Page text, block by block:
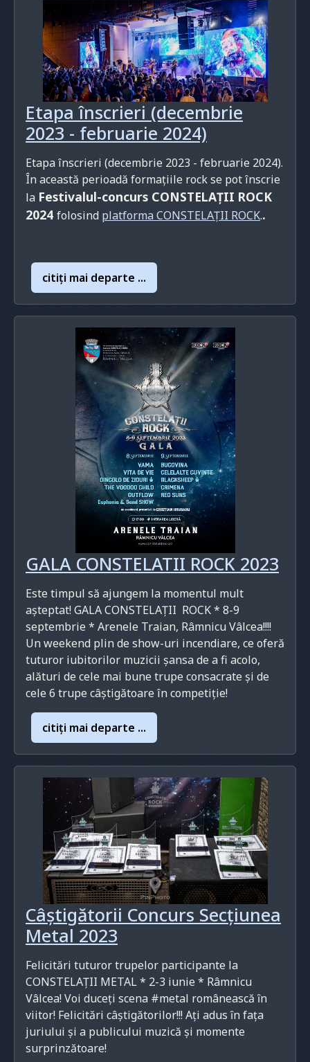
Etapa înscrieri (decembrie
2023 - februarie 2024)
Etapa înscrieri (decembrie 2023 - februarie 2024).
În această perioadă formațiile rock se pot înscrie
la Festivalul-concurs CONSTELAȚII ROCK
2024 folosind platforma CONSTELAȚII ROCK..
citiţi mai departe ...
GALA CONSTELATII ROCK 2023
Este timpul să ajungem la momentul mult
așteptat! GALA CONSTELAȚII ROCK * 8-9
septembrie * Arenele Traian, Râmnicu Vâlcea!!!!
Un weekend plin de show-uri incendiare, ce oferă
tuturor iubitorilor muzicii șansa de a fi acolo,
alături de cele mai bune trupe consacrate și de
cele 6 trupe câștigătoare în competiție!
citiţi mai departe ...
Câștigătorii Concurs Secțiunea
Metal 2023
Felicitări tuturor trupelor participante la
CONSTELAȚII METAL * 2-3 iunie * Râmnicu
Vâlcea! Voi duceți scena #metal românească ȋn
viitor! Felicitări câștigătorilor!!! Ați adus ȋn fața
juriului și a publicului muzică și momente
surprinzătoare!